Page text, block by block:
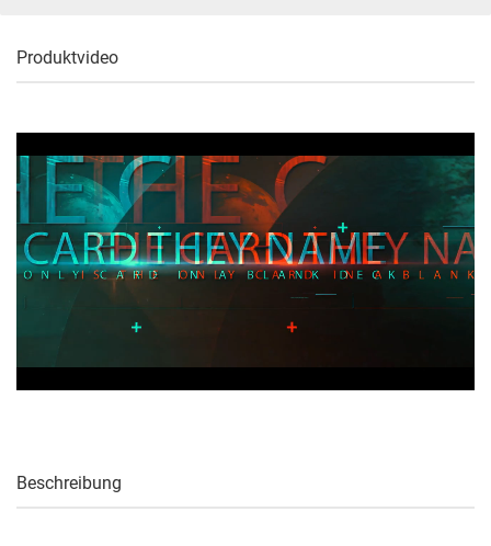
Produktvideo
Beschreibung